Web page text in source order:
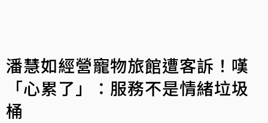
潘慧如經營寵物旅館遭客訴！嘆
「心累了」：服務不是情緒垃圾
桶